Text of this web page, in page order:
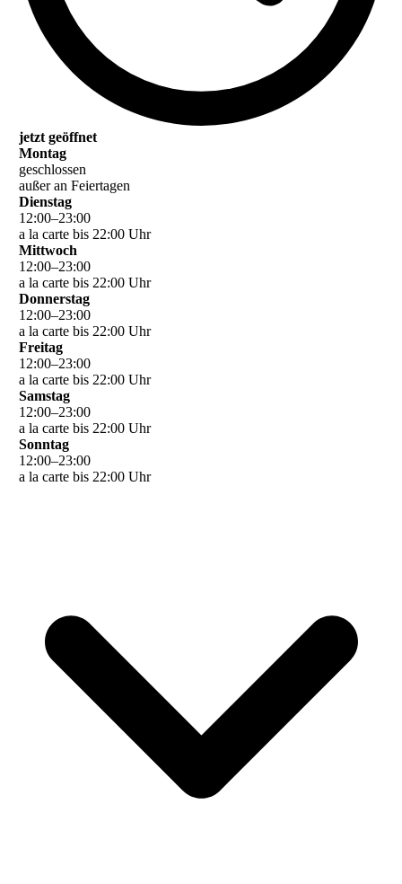
jetzt geöffnet
Montag
geschlossen
außer an Feiertagen
Dienstag
12:00–23:00
a la carte bis 22:00 Uhr
Mittwoch
12:00–23:00
a la carte bis 22:00 Uhr
Donnerstag
12:00–23:00
a la carte bis 22:00 Uhr
Freitag
12:00–23:00
a la carte bis 22:00 Uhr
Samstag
12:00–23:00
a la carte bis 22:00 Uhr
Sonntag
12:00–23:00
a la carte bis 22:00 Uhr